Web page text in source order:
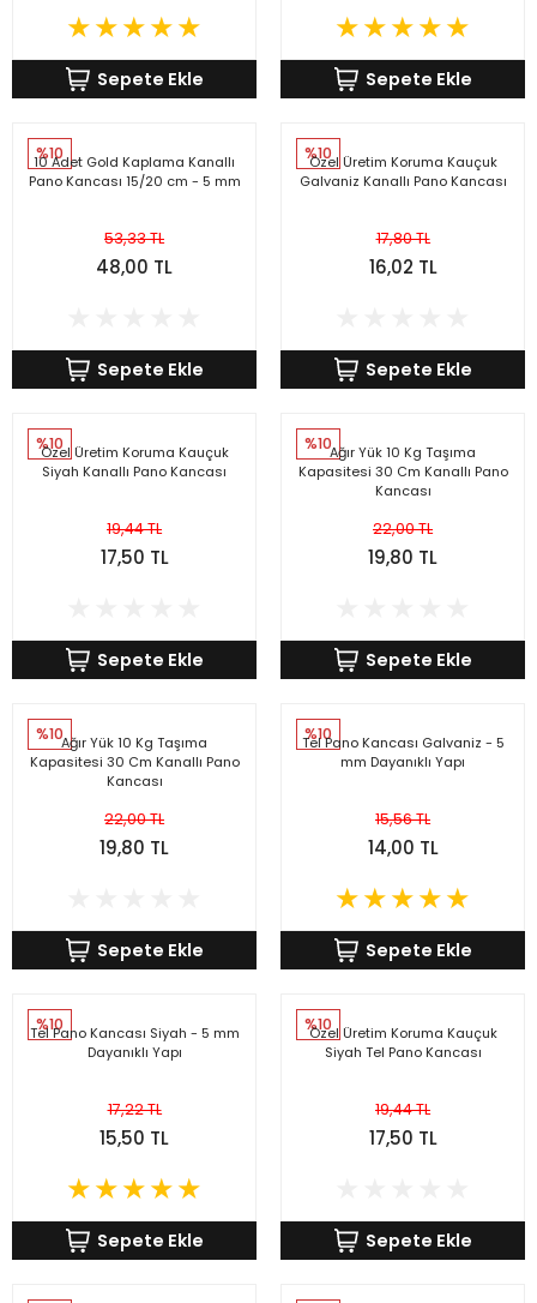
Standlı Terzi Mankenleri
Prova Mankeni
Terzi Mankenleri
terzi mankeni
Parça-Aksesuar
Göbeği
mankenleri
Mankenleri
mankeni
Vitrin Mankenleri
Üniteleri
Tel Kancalar
Çekim Mankenleri
Sepete Ekle Sepete Ekle
%10
10 Adet Gold Kaplama Kanallı
Pano Kancası 15/20 cm - 5 mm
53,33 TL
48,00 TL
Sepete Ekle
%10
Özel Üretim Koruma Kauçuk
Galvaniz Kanallı Pano Kancası
17,80 TL
16,02 TL
Sepete Ekle
%10
Özel Üretim Koruma Kauçuk
Siyah Kanallı Pano Kancası
19,44 TL
17,50 TL
Sepete Ekle
%10Ağır Yük 10 Kg Taşıma
Kapasitesi 30 Cm Kanallı Pano
Kancası
22,00 TL
19,80 TL
Sepete Ekle
%10Ağır Yük 10 Kg Taşıma
Kapasitesi 30 Cm Kanallı Pano
Kancası
22,00 TL
19,80 TL
Sepete Ekle
%10
Tel Pano Kancası Galvaniz - 5
mm Dayanıklı Yapı
15,56 TL
14,00 TL
Sepete Ekle
%10
Tel Pano Kancası Siyah - 5 mm
Dayanıklı Yapı
17,22 TL
15,50 TL
Sepete Ekle
%10
Özel Üretim Koruma Kauçuk
Siyah Tel Pano Kancası
19,44 TL
17,50 TL
Sepete Ekle